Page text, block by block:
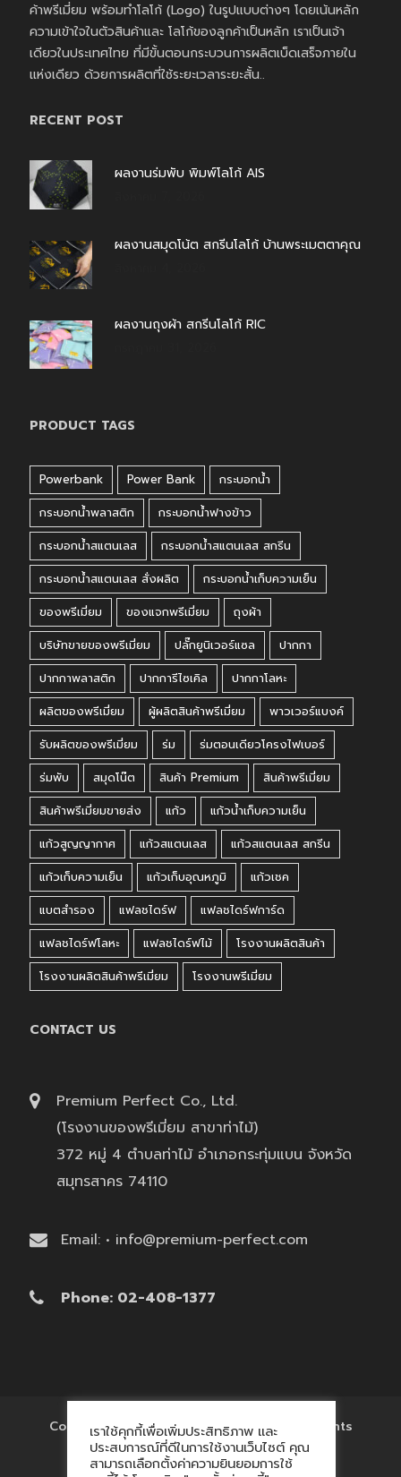
ค้าพรีเมี่ยม พร้อมทำโลโก้ (Logo) ในรูปแบบต่างๆ โดยเน้นหลัก
ความเข้าใจในตัวสินค้าและ โลโก้ของลูกค้าเป็นหลัก เราเป็นเจ้า
เดียวในประเทศไทย ที่มีขั้นตอนกระบวนการผลิตเบ็ดเสร็จภายใน
แห่งเดียว ด้วยการผลิตที่ใช้ระยะเวลาระยะสั้น..
RECENT POST
ผลงานร่มพับ พิมพ์โลโก้ AIS
ผลงานสมุดโน้ต สกรีนโลโก้ บ้านพระเมตตาคุณ
ผลงานถุงผ้า สกรีนโลโก้ RIC
PRODUCT TAGS
Powerbank Power Bank
กระบอกน้ำ
กระบอกน้ำพลาสติก
กระบอกน้ำฟางข้าว
กระบอกน้ำสแตนเลส
กระบอกน้ำสแตนเลส สกรีน
กระบอกน้ำสแตนเลส สั่งผลิต
กระบอกน้ำเก็บความเย็น
ของพรีเมี่ยม
ของแจกพรีเมี่ยม
ถุงผ้า
บริษัทขายของพรีเมี่ยม
ปลั๊กยูนิเวอร์แซล
ปากกา
ปากกาพลาสติก
ปากการีไซเคิล
ปากกาโลหะ
ผลิตของพรีเมี่ยม
ผู้ผลิตสินค้าพรีเมี่ยม
พาวเวอร์แบงค์
รับผลิตของพรีเมี่ยม
ร่ม
ร่มตอนเดียวโครงไฟเบอร์
ร่มพับ
สมุดโน๊ต สินค้า Premium
สินค้าพรีเมี่ยม
สินค้าพรีเมี่ยมขายส่ง
แก้ว
แก้วน้ำเก็บความเย็น
แก้วสูญญากาศ
แก้วสแตนเลส
แก้วสแตนเลส สกรีน
แก้วเก็บความเย็น
แก้วเก็บอุณหภูมิ
แก้วเชค
แบตสำรอง
แฟลชไดร์ฟ
แฟลชไดร์ฟการ์ด
แฟลชไดร์ฟโลหะ
แฟลชไดร์ฟไม้
โรงงานผลิตสินค้า
โรงงานผลิตสินค้าพรีเมี่ยม
โรงงานพรีเมี่ยม
CONTACT US
Premium Perfect Co., Ltd.
(โรงงานของพรีเมี่ยม สาขาท่าไม้)
372 หมู่ 4 ตำบลท่าไม้ อำเภอกระทุ่มแบน จังหวัด
สมุทรสาคร 74110
Email: • info@premium-perfect.com
Phone: 02-408-1377
Copyright © 2017 'โรงงานของพรีเมี่ยม' All Rights
Reserved.
เราใช้คุกกี้เพื่อเพิ่มประสิทธิภาพ และ
ประสบการณ์ที่ดีในการใช้งานเว็บไซต์ คุณ
สามารถเลือกตั้งค่าความยินยอมการใช้